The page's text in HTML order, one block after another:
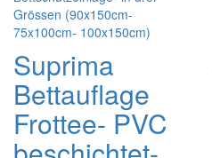
Suprima
Bettauflage
Frottee- PVC